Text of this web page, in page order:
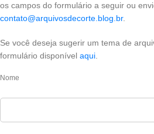
os campos do formulário a seguir ou
contato@arquivosdecorte.blog.br.
Se você deseja sugerir um tema de
formulário disponível aqui
Nome